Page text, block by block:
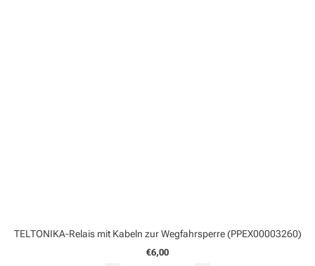
TELTONIKA-Relais mit Kabeln zur Wegfahrsperre (PPEX00003260)
€6,00